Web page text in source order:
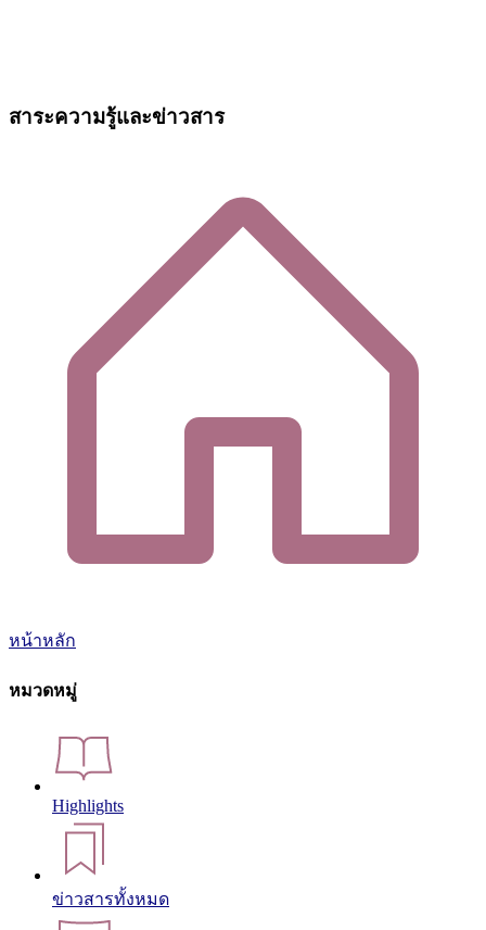
สาระความรู้และข่าวสาร
หน้าหลัก
หมวดหมู่
Highlights
ข่าวสารทั้งหมด